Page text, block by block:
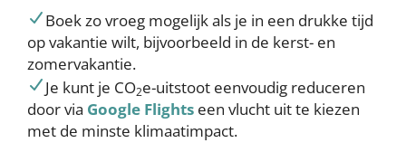
Boek zo vroeg mogelijk als je in een drukke tijd
op vakantie wilt, bijvoorbeeld in de kerst- en
zomervakantie.
Je kunt je CO2e-uitstoot eenvoudig reduceren
door via Google Flights een vlucht uit te kiezen
met de minste klimaatimpact.